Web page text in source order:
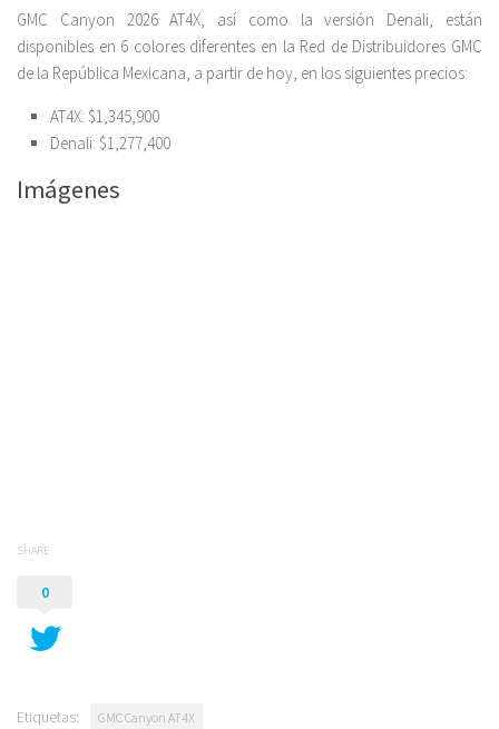
GMC Canyon 2026 AT4X, así como la versión Denali, están
disponibles en 6 colores diferentes en la Red de Distribuidores GMC
de la República Mexicana, a partir de hoy, en los siguientes precios:
AT4X: $1,345,900
Denali: $1,277,400
Imágenes
SHARE
0
Etiquetas: GMC Canyon AT4X